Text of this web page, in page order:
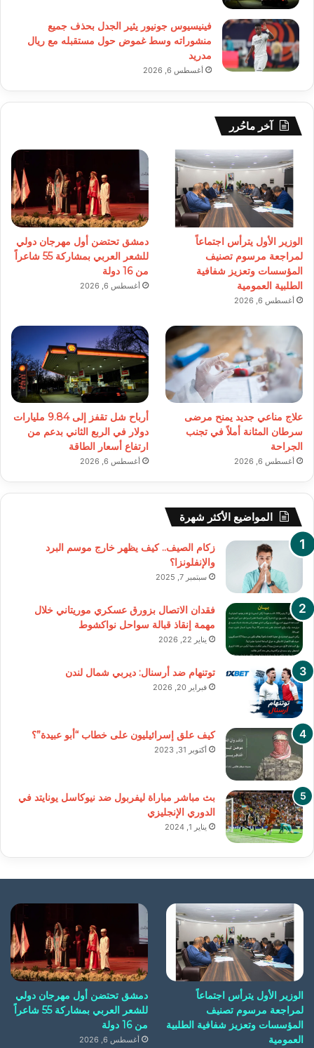
فينيسيوس جونيور يثير الجدل بحذف جميع
منشوراته وسط غموض حول مستقبله مع ريال
مدريد
أغسطس 6, 2026
آخر ماحُرر
الوزير الأول يترأس اجتماعاً
لمراجعة مرسوم تصنيف
المؤسسات وتعزيز شفافية
الطلبية العمومية
أغسطس 6, 2026
دمشق تحتضن أول مهرجان دولي
للشعر العربي بمشاركة 55 شاعراً
من 16 دولة
أغسطس 6, 2026
علاج مناعي جديد يمنح مرضى
سرطان المثانة أملاً في تجنب
الجراحة
أغسطس 6, 2026
أرباح شل تقفز إلى 9.84 مليارات
دولار في الربع الثاني بدعم من
ارتفاع أسعار الطاقة
أغسطس 6, 2026
المواضيع الأكثر شهرة
زكام الصيف.. كيف يظهر خارج موسم البرد
والإنفلونزا؟
سبتمبر 7, 2025
فقدان الاتصال بزورق عسكري موريتاني خلال
مهمة إنقاذ قبالة سواحل نواكشوط
يناير 22, 2026
توتنهام ضد أرسنال: ديربي شمال لندن
فبراير 20, 2026
كيف علق إسرائيليون على خطاب “أبو عبيدة”؟
أكتوبر 31, 2023
بث مباشر مباراة ليفربول ضد نيوكاسل يونايتد في
الدوري الإنجليزي
يناير 1, 2024
الوزير الأول يترأس اجتماعاً
لمراجعة مرسوم تصنيف
المؤسسات وتعزيز شفافية الطلبية
العمومية
دمشق تحتضن أول مهرجان دولي
للشعر العربي بمشاركة 55 شاعراً
من 16 دولة
أغسطس 6, 2026